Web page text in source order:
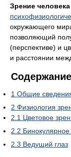
Зрение человека
окружающего
позволяющий
(перспективе) и
и расстоянии
Содержание
1 Общие
2 Физиология
2.1 Цветовое
2.2
2.3 Ведущий глаз